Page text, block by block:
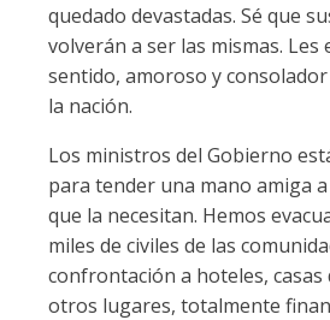
quedado devastadas. Sé que
volverán a ser las mismas. Les
sentido, amoroso y
la nación.
Los ministros del Gobierno
para tender una mano amiga
que la necesitan. Hemos
miles de civiles de las
confrontación a hoteles, casas
otros lugares, totalmente